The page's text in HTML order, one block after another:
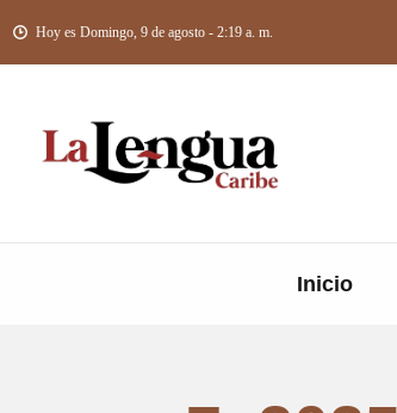
Hoy es Domingo, 9 de agosto - 2:19 a. m.
Inicio